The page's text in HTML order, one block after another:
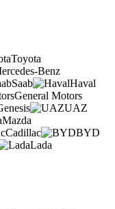
Toyota
Benz
Saab
Haval
General Motors
UAZ
Mazda
Cadillac
BYD
Lada